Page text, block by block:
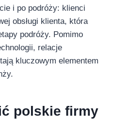
i po podróży: klienci
obsługi klienta, która
podróży. Pomimo
relacje
kluczowym elementem
polskie firmy